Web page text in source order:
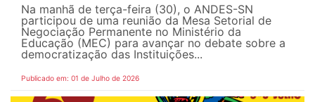
Na manhã de terça-feira (30), o ANDES-SN
participou de uma reunião da Mesa Setorial de
Negociação Permanente no Ministério da
Educação (MEC) para avançar no debate sobre a
democratização das Instituições...
Publicado em: 01 de Julho de 2026